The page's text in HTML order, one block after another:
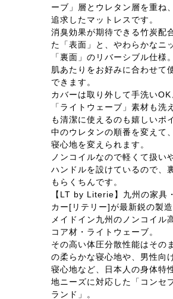
ーブ」層とウレタン層を重ね
追求したマットレスです。
消臭効果が期待できる竹炭配
た「表面」と、やわらかなニ
「裏面」のリバーシブル仕様。
肌あたりをお好みに合わせて
できます。
カバーは取り外して手洗い
「ライトウェーブ」素材も洗
も清潔に使えるのも嬉しいポ
中のウレタンの順番を変えて
寝心地を変えられます。
ノンコイルなので軽くて扱い
ハンドルを設けているので、
もらくちんです。
【LT by Literie】九州の家具
カー[リテリー]が最新鋭の製造
メイドイン九州のノンコイル
コア材・ライトウェーブ。
その高い体圧分散性能はその
の柔らかな寝心地や、男性向
寝心地など、日本人の身体特
地ニーズに対応した「コンセ
ランド」。